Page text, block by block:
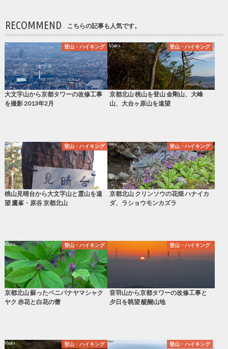
RECOMMEND こちらの記事も人気です。
登山・ハイキング
大文字山から京都タワーの改修工事
を撮影 2013年2月
登山・ハイキング
京都北山 桃山を登山 金剛山、大峰
山、大台ヶ原山を遠望
登山・ハイキング
桃山見晴台から大文字山と霊山を遠
望 鷹峯・原谷 京都北山
登山・ハイキング
京都北山 クリンソウの花畑 ハナイカ
ダ、ラショウモンカズラ
登山・ハイキング
京都北山 蘇ったベニバナヤマシャク
ヤク 赤花と白花の蕾
登山・ハイキング
音羽山から京都タワーの改修工事と
夕日を眺望 醍醐山地
登山・ハイキング 登山・ハイキング